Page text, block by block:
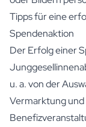
Tipps für eine
Spendenaktion
Der Erfolg einer
u. a. von der
Vermarktung